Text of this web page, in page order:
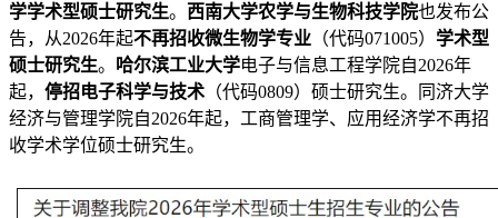
学学术型硕士研究生。 西南大学农学与生物科技学院也发布公
告，从2026年起不再招收微生物学专业 （代码071005） 学术型
硕士研究生。 哈尔滨工业大学电子与信息工程学院自2026年
起， 停招电子科学与技术 （代码0809）硕士研究生。同济大学
经济与管理学院自2026年起，工商管理学、应用经济学不再招
收学术学位硕士研究生。